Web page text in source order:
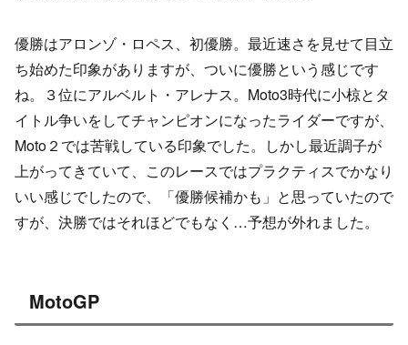
優勝はアロンゾ・ロペス、初優勝。最近速さを見せて目立
ち始めた印象がありますが、ついに優勝という感じです
ね。３位にアルベルト・アレナス。Moto3時代に小椋とタ
イトル争いをしてチャンピオンになったライダーですが、
Moto２では苦戦している印象でした。しかし最近調子が
上がってきていて、このレースではプラクティスでかなり
いい感じでしたので、「優勝候補かも」と思っていたので
すが、決勝ではそれほどでもなく…予想が外れました。
MotoGP